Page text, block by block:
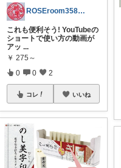
ROSEroom3588@雑貨
これも便利そう! YouTubeの
ショートで使い方の動画が
アッ ...
￥ 275～
0 0 2
コレ いいね